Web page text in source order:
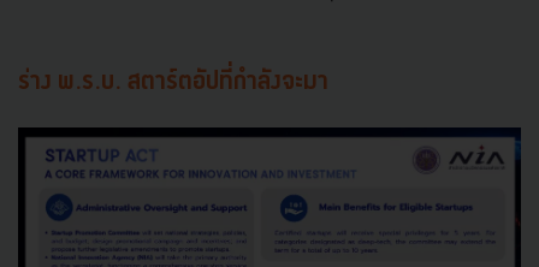
ร่าง พ.ร.บ. สตาร์ตอัปที่กำลังจะมา